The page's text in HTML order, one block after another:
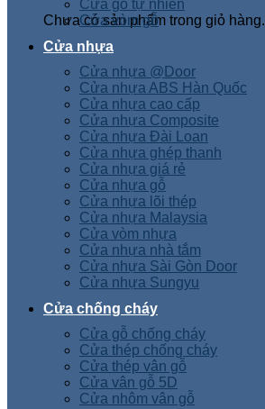
Chưa có sản phẩm trong giỏ hàng.
Cửa gỗ tự nhiên
Cửa vòm gỗ
Cửa nhựa
Cửa nhựa @Door
Cửa nhựa ABS Hàn Quốc
Cửa nhựa cao cấp
Cửa nhựa Composite
Cửa nhựa Đài Loan
Cửa nhựa ghép thanh
Cửa nhựa giá rẻ
Cửa nhựa gỗ
Cửa nhựa lõi thép
Cửa nhựa Malaysia
Cửa vòm nhựa
Cửa nhựa nhà tắm
Cửa nhựa Sài Gòn Door
Cửa nhựa Sungyu
Cửa chống cháy
Cửa gỗ chống cháy
Cửa thép chống cháy
Cửa thép vân gỗ
Cửa vân gỗ 5D
Cửa nhôm vân gỗ